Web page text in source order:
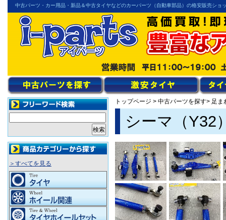
中古パーツ・カー用品・新品＆中古タイヤなどのカーパーツ（自動車部品）の格安販売ショ
トップページ > 中古パーツを探す> 足ま
シーマ（Y32
＞すべてを見る